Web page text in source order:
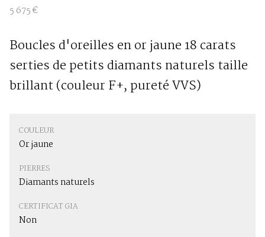
5 675 €
Boucles d'oreilles en or jaune 18 carats
serties de petits diamants naturels taille
brillant (couleur F+, pureté VVS)
COULEUR
Or jaune
PIERRES
Diamants naturels
CERTIFICAT GIA
Non